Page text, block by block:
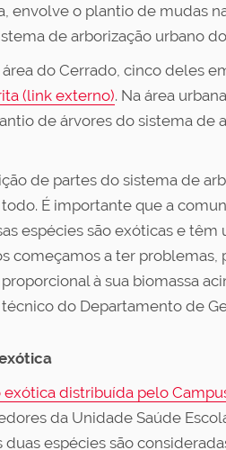
envolve o plantio de mudas
de arborização urbano
do Cerrado, cinco deles
(link externo). Na área
de árvores do sistema de
de partes do sistema de
É importante que a
espécies são exóticas e
começamos a ter
à sua biomassa
do Departamento de
distribuída pelo
da Unidade Saúde
duas espécies são